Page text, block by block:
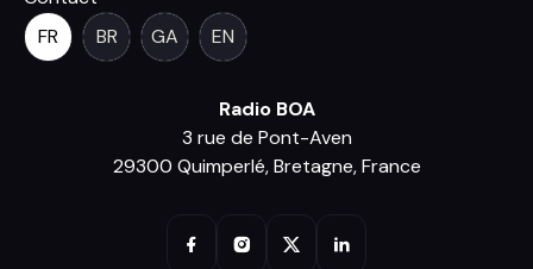
FR
BR GA EN
Radio BOA
3 rue de Pont-Aven
29300 Quimperlé, Bretagne, France